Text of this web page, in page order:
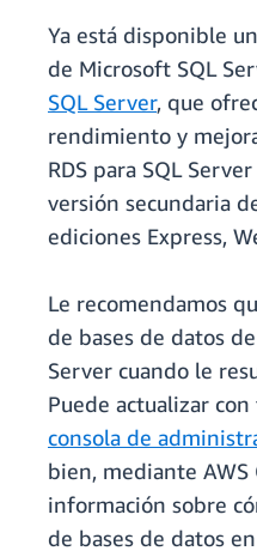
Ya está disponible
de Microsoft SQL
SQL Server, que
rendimiento y
RDS para SQL
versión secundaria
ediciones Express,
Le recomendamos
de bases de datos
Server cuando le
Puede actualizar
consola de
bien, mediante AWS
información sobre
de bases de datos